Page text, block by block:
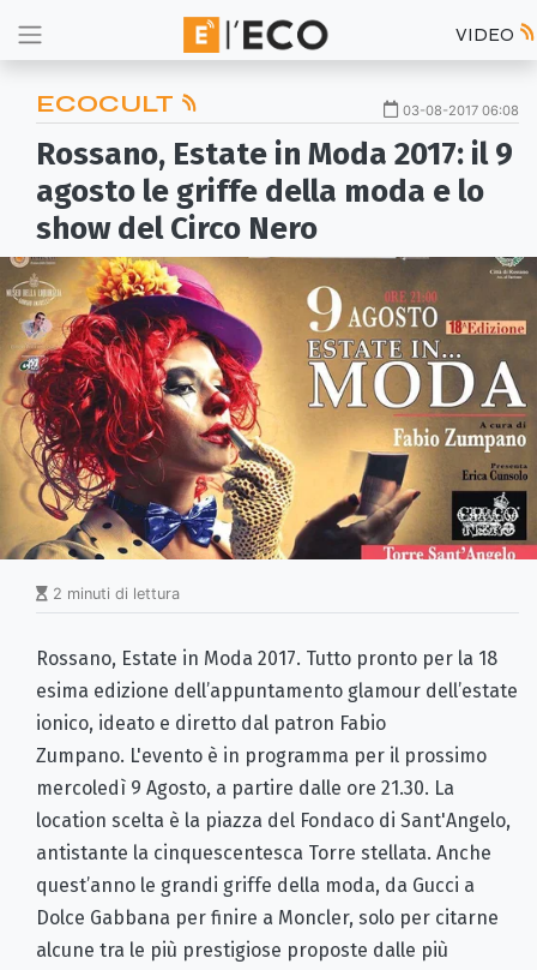
VIDEO
ECOCULT 03-08-2017 06:08
Rossano, Estate in Moda 2017: il 9
agosto le griffe della moda e lo
show del Circo Nero
2 minuti di lettura
Rossano, Estate in Moda 2017. Tutto pronto per la 18
esima edizione dell’appuntamento glamour dell’estate
ionico, ideato e diretto dal patron Fabio
Zumpano. L'evento è in programma per il prossimo
mercoledì 9 Agosto, a partire dalle ore 21.30. La
location scelta è la piazza del Fondaco di Sant'Angelo,
antistante la cinquescentesca Torre stellata. Anche
quest’anno le grandi griffe della moda, da Gucci a
Dolce Gabbana per finire a Moncler, solo per citarne
alcune tra le più prestigiose proposte dalle più